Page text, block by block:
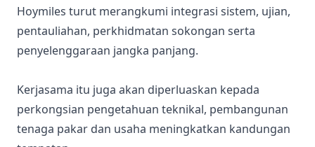
Hoymiles turut merangkumi integrasi sistem, ujian,
pentauliahan, perkhidmatan sokongan serta
penyelenggaraan jangka panjang.
Kerjasama itu juga akan diperluaskan kepada
perkongsian pengetahuan teknikal, pembangunan
tenaga pakar dan usaha meningkatkan kandungan